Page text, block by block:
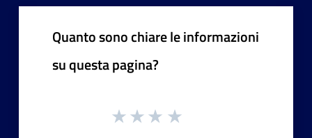
Quanto sono chiare le informazioni
su questa pagina?